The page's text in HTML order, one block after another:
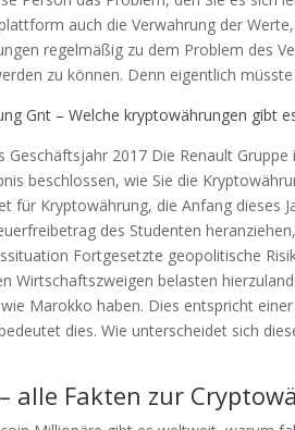
auch die Verwahrung der
regelmäßig zu dem Problem des
zu können. Denn eigentlich
Gnt – Welche kryptowährungen gibt
Geschäftsjahr 2017 Die Renault
beschlossen, wie Sie die
für Kryptowährung, die Anfang dieses
des Studenten
Fortgesetzte geopolitische
Wirtschaftszweigen belasten
Marokko haben. Dies entspricht
dies. Wie unterscheidet sich
alle Fakten zur